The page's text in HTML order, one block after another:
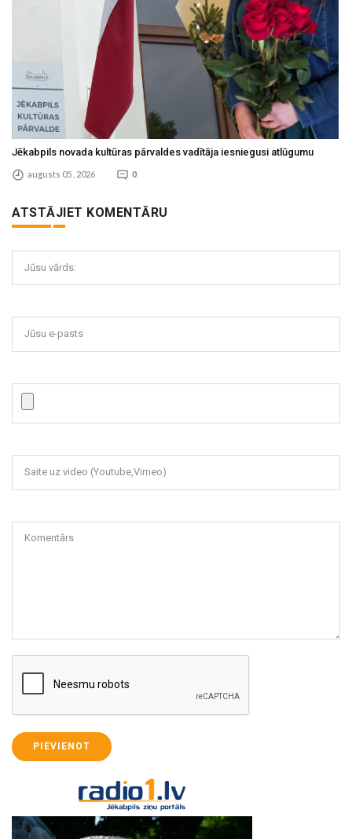
Jēkabpils novada kultūras pārvaldes vadītāja iesniegusi atlūgumu
augusts 05 , 2026 0
ATSTĀJIET KOMENTĀRU
Jūsu vārds:
Jūsu e-pasts
Saite uz video (Youtube,Vimeo)
Komentārs
PIEVIENOT